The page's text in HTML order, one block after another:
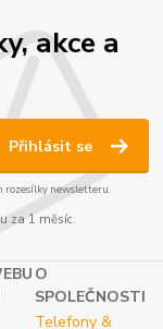
akce a
Přihlásit se
rozesílky newsletteru.
za 1 měsíc.
O
SPOLEČNOSTI
Telefony &